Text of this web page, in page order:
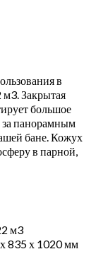
в
м3. Закрытая
большое
за панорамным
бане. Кожух
в парной,
м3
835 х 1020 мм